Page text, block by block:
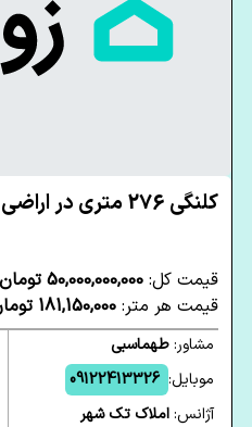
کلنگی 276 متری در اراضی ثبت زنجان
قیمت کل: 50,000,000,000 تومان
قیمت هر متر: 181,150,000 تومان
مشاور:طهماسبی
موبایل: 09122413326
آژانس:املاک تک شهر